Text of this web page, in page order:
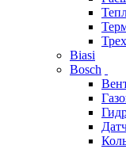
Biasi
Bosch